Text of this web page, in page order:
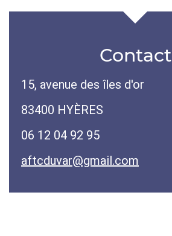
Contact
15, avenue des îles d'or
83400 HYÈRES
06 12 04 92 95
aftcduvar@gmail.com